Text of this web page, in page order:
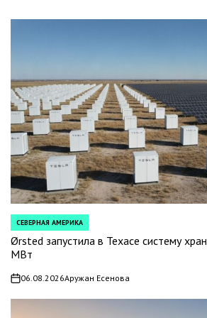
POSTED
IN
СЕВЕРНАЯ АМЕРИКА
Ørsted запустила в Техасе систему
МВт
on06.08.2026Аружан Есенова